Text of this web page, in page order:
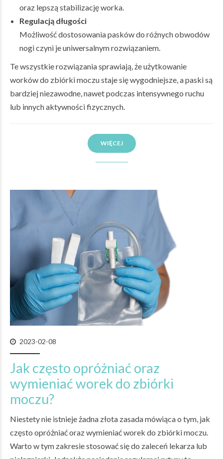
oraz lepszą stabilizację worka.
Regulacją długości
Możliwość dostosowania pasków do różnych obwodów
nogi czyni je uniwersalnym rozwiązaniem.
Te wszystkie rozwiązania sprawiają, że użytkowanie
worków do zbiórki moczu staje się wygodniejsze, a paski są
bardziej niezawodne, nawet podczas intensywnego ruchu
lub innych aktywności fizycznych.
WIĘCEJ
2023-02-08
Jak często opróżniać oraz
wymieniać worek do zbiórki
moczu?
Niestety nie istnieje żadna złota zasada mówiąca o tym, jak
często opróżniać oraz wymieniać worek do zbiórki moczu.
Warto w tym zakresie stosować się do zaleceń lekarza lub